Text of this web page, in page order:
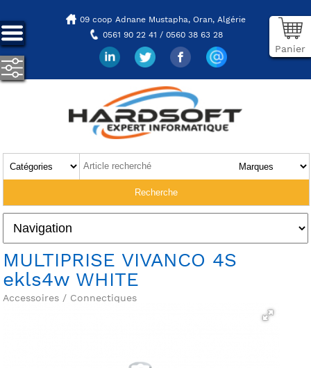
09 coop Adnane Mustapha, Oran, Algérie
0561 90 22 41 / 0560 38 63 28
Panier
MULTIPRISE VIVANCO 4S
ekls4w WHITE
Accessoires / Connectiques